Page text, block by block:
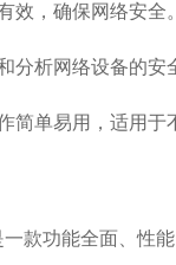
效，确保网络安全
分析网络设备的
简单易用，适用于
款功能全面、性